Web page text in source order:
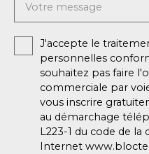
Votre message
J'accepte le
personnelles
souhaitez pas faire
commerciale par
vous inscrire
au démarchage
L223-1 du code de
Internet